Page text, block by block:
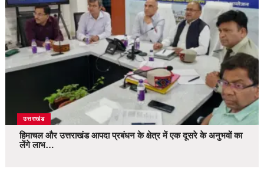
उत्तराखंड
हिमाचल और उत्तराखंड आपदा प्रबंधन के क्षेत्र में एक दूसरे के अनुभवों का
लेंगे लाभ…